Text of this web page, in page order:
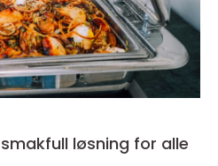
løsning for alle